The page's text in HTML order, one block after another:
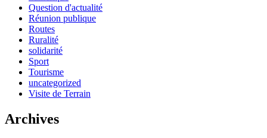
Question d'actualité
Réunion publique
Routes
Ruralité
solidarité
Sport
Tourisme
uncategorized
Visite de Terrain
Archives